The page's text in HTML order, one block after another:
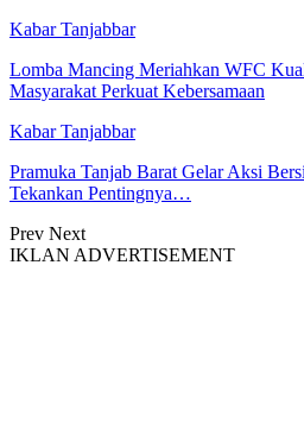
Kabar Tanjabbar
Lomba Mancing Meriahkan WFC
Masyarakat Perkuat Kebersamaan
Kabar Tanjabbar
Pramuka Tanjab Barat Gelar Aksi
Tekankan Pentingnya…
Prev Next
IKLAN ADVERTISEMENT